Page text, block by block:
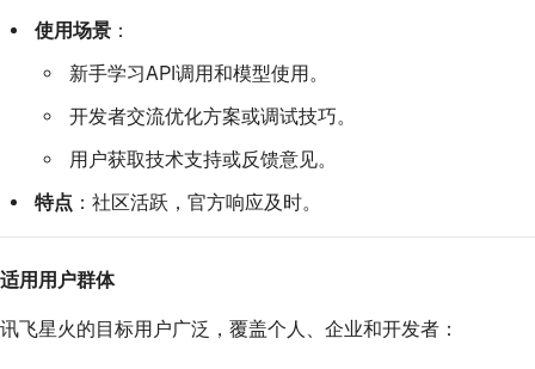
使用场景：
新手学习API调用和模型使用。
开发者交流优化方案或调试技巧。
用户获取技术支持或反馈意见。
特点 ：社区活跃，官方响应及时。
适用用户群体
讯飞星火的目标用户广泛，覆盖个人、企业和开发者：